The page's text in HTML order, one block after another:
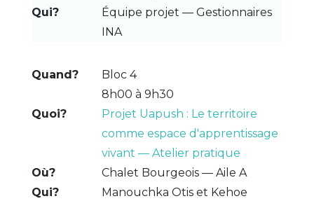
Équipe projet — Gestionnaires
INA
Bloc 4
8h00 à 9h30
Projet Uapush : Le territoire
comme espace d'apprentissage
vivant — Atelier pratique
Chalet Bourgeois — Aile A
Manouchka Otis et Kehoe